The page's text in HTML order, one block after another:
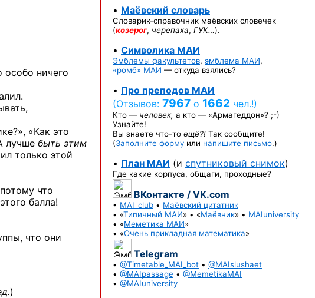
особо ничего
«Как это
лучше быть этим
только этой
что
балла!
что они
)
• Маёвский словарь
Словарик-справочник маёвских словечек
(козерог, черепаха, ГУК…).
• Символика МАИ
Эмблемы факультетов, эмблема МАИ,
«ромб» МАИ — откуда взялись?
• Про преподов МАИ
(Отзывов: 7967 о 1662 чел.!)
Кто — человек, а кто — «Армагеддон»? ;-)
Узнайте!
Вы знаете что-то ещё?! Так сообщите!
(Заполните форму или напишите письмо.)
• План МАИ (и спутниковый снимок)
Где какие корпуса, общаги, проходные?
ВКонтакте / VK.com
• MAI_club • Маёвский цитатник
• «Типичный МАИ» • «Маёвник» • MAIuniversity
• «Меметика МАИ»
• «Очень прикладная математика»
Telegram
• @Timetable_MAI_bot • @MAIslushaet
• @MAIpassage • @MemetikaMAI
• @MAIuniversity